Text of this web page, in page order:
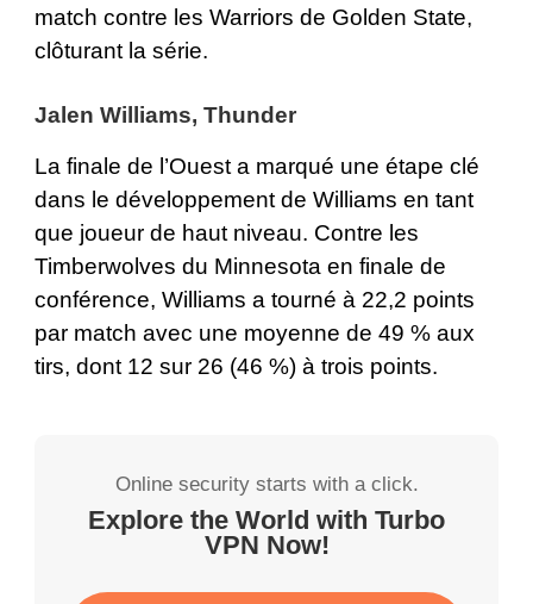
match contre les Warriors de Golden State,
clôturant la série.
Jalen Williams, Thunder
La finale de l’Ouest a marqué une étape clé
dans le développement de Williams en tant
que joueur de haut niveau. Contre les
Timberwolves du Minnesota en finale de
conférence, Williams a tourné à 22,2 points
par match avec une moyenne de 49 % aux
tirs, dont 12 sur 26 (46 %) à trois points.
Online security starts with a click.
Explore the World with Turbo
VPN Now!